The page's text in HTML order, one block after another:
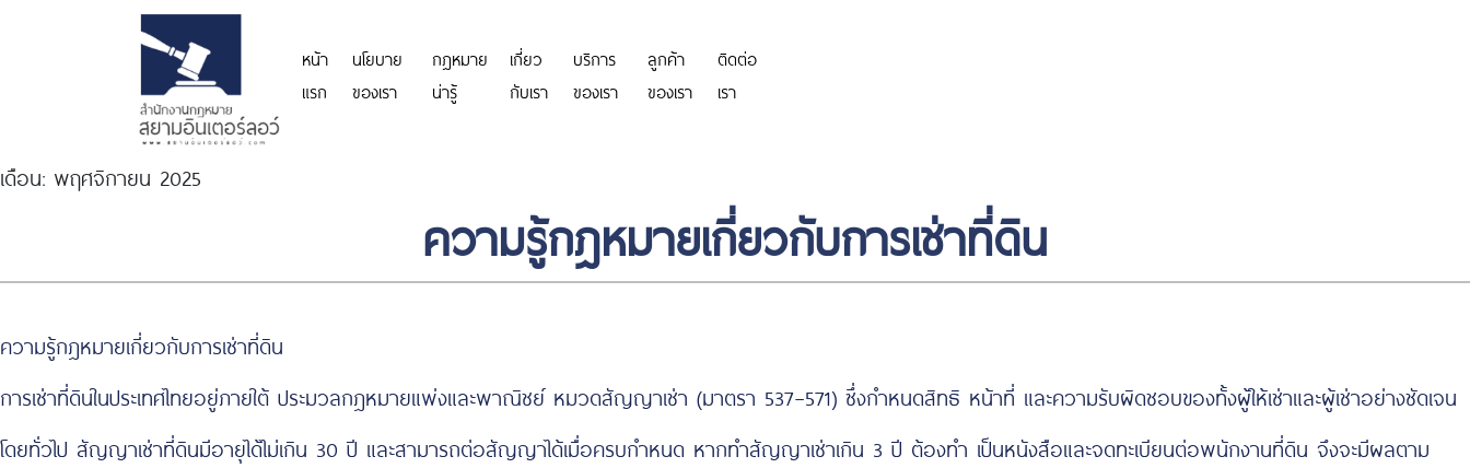
หน้า
แรก
นโยบาย
ของเรา
กฎหมาย
น่ารู้
เกี่ยว
กับเรา
บริการ
ของเรา
ลูกค้า
ของเรา
ติดต่อ
เรา
เดือน: พฤศจิกายน 2025
ความรู้กฎหมายเกี่ยวกับการเช่าที่ดิน
ความรู้กฎหมายเกี่ยวกับการเช่าที่ดิน
การเช่าที่ดินในประเทศไทยอยู่ภายใต้ ประมวลกฎหมายแพ่งและพาณิชย์ หมวดสัญญาเช่า (มาตรา 537–571) ซึ่งกำหนดสิทธิ หน้าที่ และความรับผิดชอบของทั้งผู้ให้เช่าและผู้เช่าอย่างชัดเจน
โดยทั่วไป สัญญาเช่าที่ดินมีอายุได้ไม่เกิน 30 ปี และสามารถต่อสัญญาได้เมื่อครบกำหนด หากทำสัญญาเช่าเกิน 3 ปี ต้องทำ เป็นหนังสือและจดทะเบียนต่อพนักงานที่ดิน จึงจะมีผลตาม